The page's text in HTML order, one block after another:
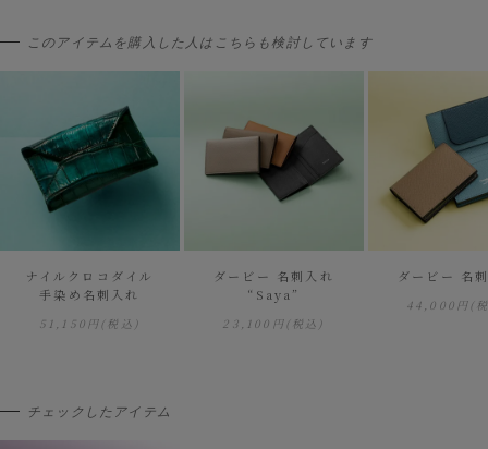
このアイテムを購入した人はこちらも検討しています
ナイルクロコダイル
手染め名刺入れ
51,150円(税込)
ダービー 名刺入れ
“Saya”
23,100円(税込)
ダービー 名
44,000円(
チェックしたアイテム